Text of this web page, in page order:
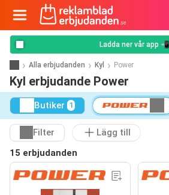
Ladda ner vår app 📲
Alla erbjudanden Kyl Power
Kyl erbjudande Power
Butiker 1
Filter
Lägg till
15 erbjudanden